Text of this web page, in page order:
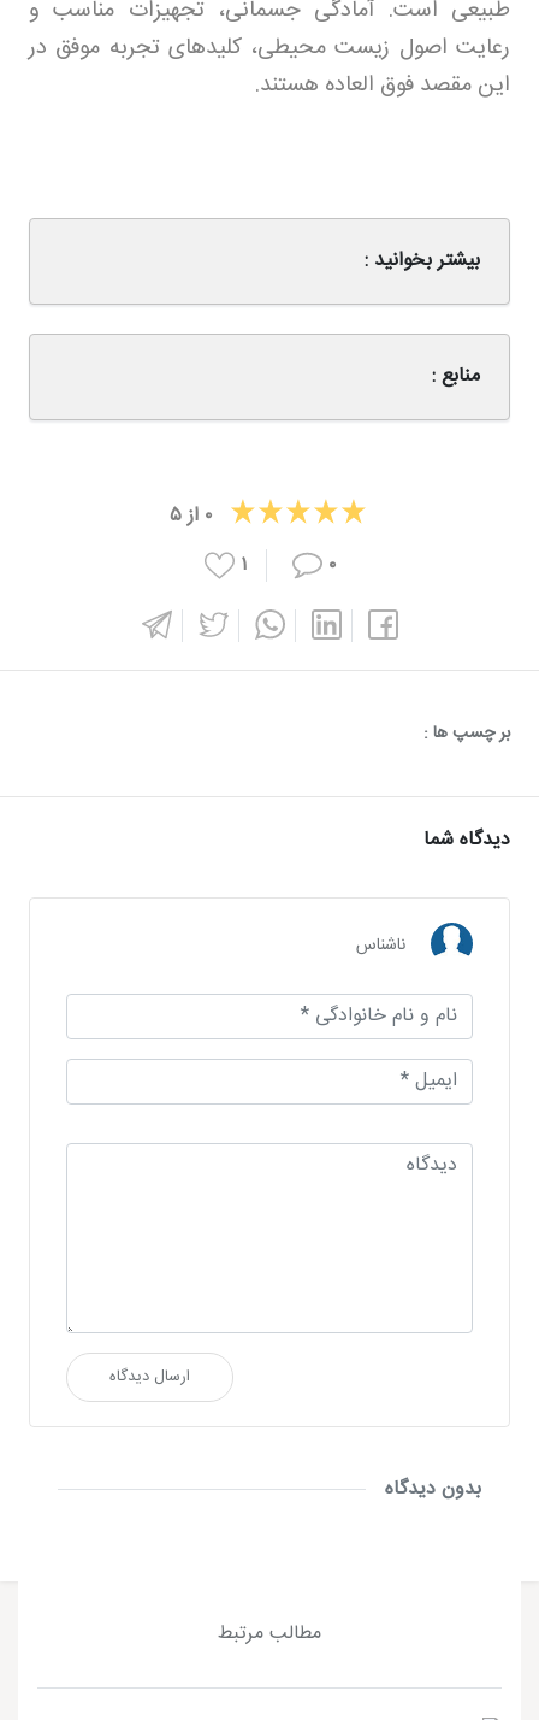
طبیعی است. آمادگی جسمانی، تجهیزات مناسب و
رعایت اصول زیست‌ محیطی، کلیدهای تجربه موفق در
این مقصد فوق‌ العاده هستند.
بیشتر بخوانید :
منابع :
۰ از۵
۰
۱
بر چسپ ها :
دیدگاه شما
ناشناس
ارسال دیدگاه
بدون دیدگاه
مطالب مرتبط